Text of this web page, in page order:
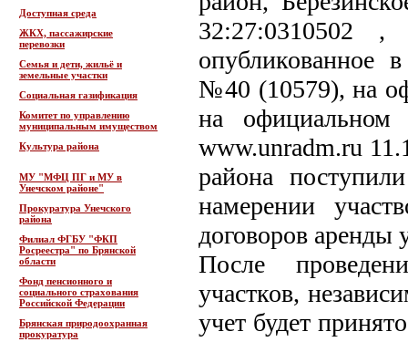
Доступная среда
ЖКХ, пассажирские
перевозки
Семья и дети, жильё и
земельные участки
Социальная газификация
Комитет по управлению
муниципальным имуществом
Культура района
МУ "МФЦ ПГ и МУ в
Унечском районе"
Прокуратура Унечского
района
Филиал ФГБУ "ФКП
Росреестра" по Брянской
области
Фонд пенсионного и
социального страхования
Российской Федерации
Брянская природоохранная
прокуратура
32:27:0310502 ,
опубликованное
№40 (10579), на
на официальном
www.unradm.ru
района
намерении
договоров аренды
После
участков,
учет будет